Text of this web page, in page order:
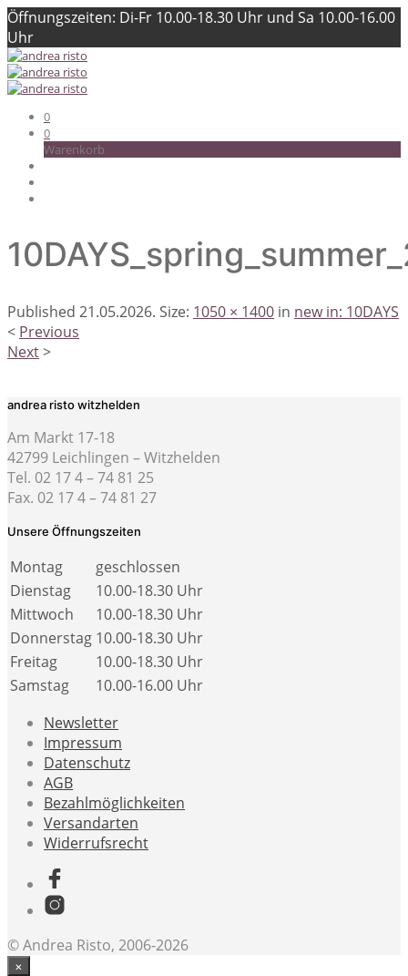
Öffnungszeiten: Di-Fr 10.00-18.30 Uhr und Sa 10.00-16.00
Uhr
0
0
Warenkorb
Published 21.05.2026. Size: 1050 × 1400 in new in: 10DAYS
< Previous
Next>
andrea risto witzhelden
Am Markt 17-18
42799 Leichlingen – Witzhelden
Tel. 02 17 4 – 74 81 25
Fax. 02 17 4 – 74 81 27
Unsere Öffnungszeiten
Montag
geschlossen
Dienstag
10.00-18.30 Uhr
Mittwoch
10.00-18.30 Uhr
Donnerstag 10.00-18.30 Uhr
Freitag
10.00-18.30 Uhr
Samstag
10.00-16.00 Uhr
Newsletter
Impressum
Datenschutz
AGB
Bezahlmöglichkeiten
Versandarten
Widerrufsrecht
© Andrea Risto, 2006-2026
×